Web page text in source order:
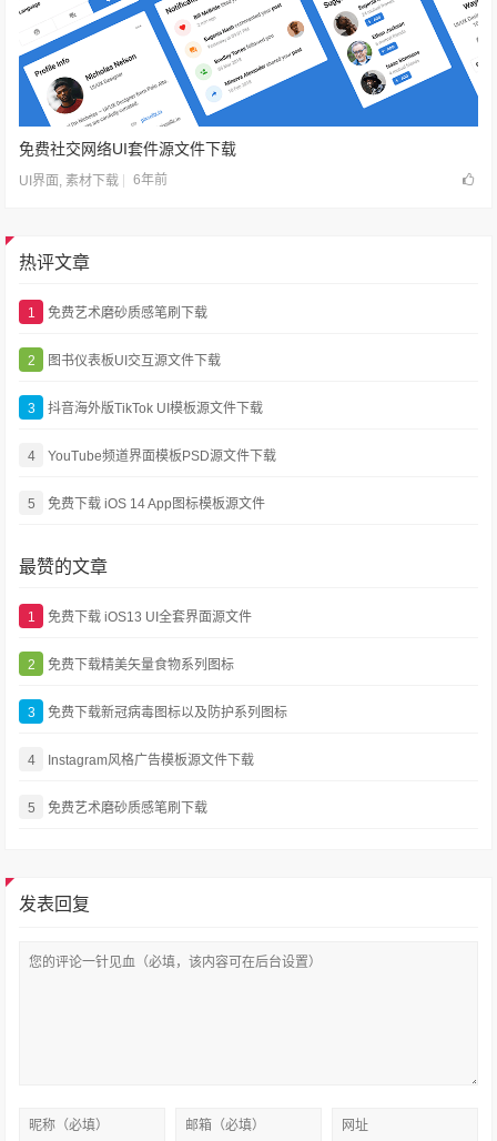
免费社交网络UI套件源文件下载
UI界面,素材下载 6年前
热评文章
1 免费艺术磨砂质感笔刷下载
2 图书仪表板UI交互源文件下载
3 抖音海外版TikTok UI模板源文件下载
4 YouTube频道界面模板PSD源文件下载
5 免费下载 iOS 14 App图标模板源文件
最赞的文章
1 免费下载 iOS13 UI全套界面源文件
2 免费下载精美矢量食物系列图标
3 免费下载新冠病毒图标以及防护系列图标
4 Instagram风格广告模板源文件下载
5 免费艺术磨砂质感笔刷下载
发表回复